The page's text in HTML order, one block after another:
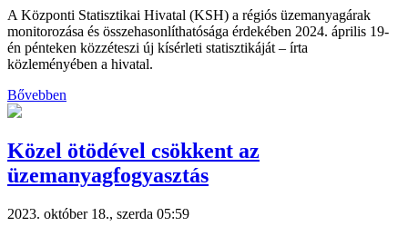
A Központi Statisztikai Hivatal (KSH) a régiós üzemanyagárak
monitorozása és összehasonlíthatósága érdekében 2024. április 19-
én pénteken közzéteszi új kísérleti statisztikáját – írta
közleményében a hivatal.
Bővebben
Közel ötödével csökkent az
üzemanyagfogyasztás
2023. október 18., szerda 05:59